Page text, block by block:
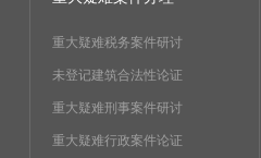
重大疑难税务案件研讨
未登记建筑合法性论证
重大疑难刑事案件研讨
重大疑难行政案件论证